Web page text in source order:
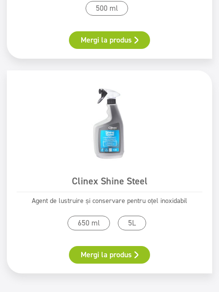
500 ml
Mergi la produs
Clinex Shine Steel
Agent de lustruire și conservare pentru oțel inoxidabil
650 ml 5L
Mergi la produs